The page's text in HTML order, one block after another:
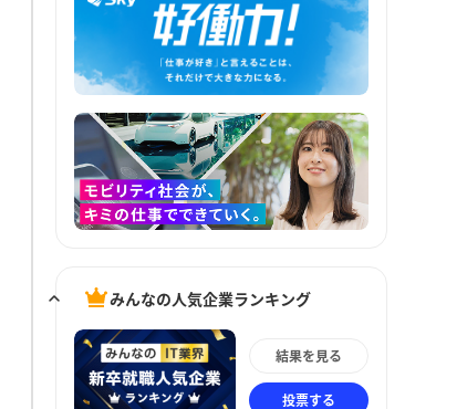
みんなの人気企業ランキング
結果を見る
投票する